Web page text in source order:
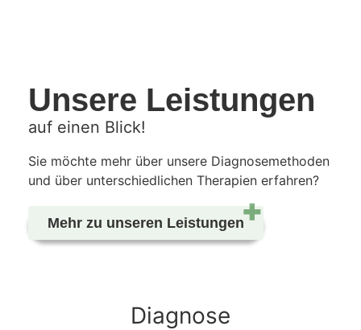
Unsere Leistungen
auf einen Blick!
Sie möchte mehr über unsere Diagnosemethoden
und über unterschiedlichen Therapien erfahren?
Mehr zu unseren Leistungen
Diagnose